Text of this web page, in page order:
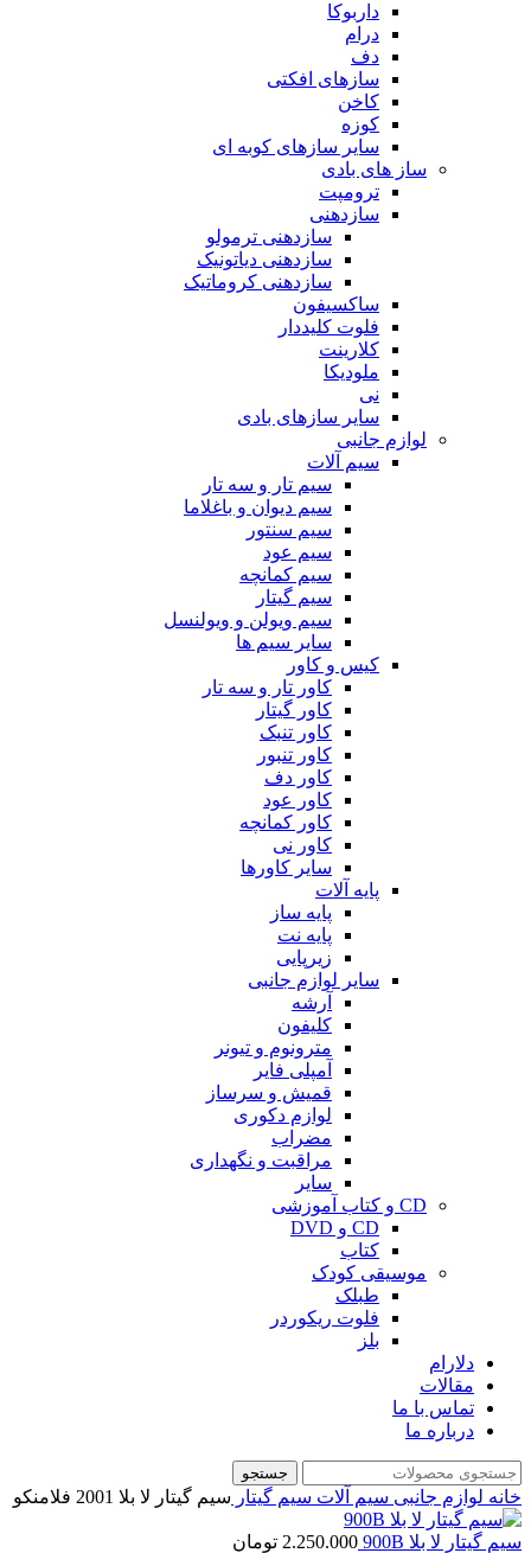
داربوکا
درام
دف
سازهای افکتی
کاخن
کوزه
سایر سازهای کوبه ای
ساز های بادی
ترومپت
سازدهنی
سازدهنی ترمولو
سازدهنی دیاتونیک
سازدهنی کروماتیک
ساکسیفون
فلوت کلیددار
کلارینت
ملودیکا
نی
سایر سازهای بادی
لوازم جانبی
سیم آلات
سیم تار و سه تار
سیم دیوان و باغلاما
سیم سنتور
سیم عود
سیم کمانچه
سیم گیتار
سیم ویولن و ویولنسل
سایر سیم ها
کیس و کاور
کاور تار و سه تار
کاور گیتار
کاور تنبک
کاور تنبور
کاور دف
کاور عود
کاور کمانچه
کاور نی
سایر کاورها
پایه آلات
پایه ساز
پایه نت
زیرپایی
سایر لوازم جانبی
آرشه
کلیفون
مترونوم و تیونر
آمپلی فایر
قمیش و سرساز
لوازم دکوری
مضراب
مراقبت و نگهداری
سایر
CD و کتاب آموزشی
CD و DVD
کتاب
موسیقی کودک
طبلک
فلوت ریکوردر
بلز
دلارام
مقالات
تماس با ما
درباره ما
جستجو
خانه لوازم جانبی سیم آلات سیم گیتار سیم گیتار لا بلا 2001 فلامنکو
سیم گیتار لا بلا 900B 2.250.000 تومان